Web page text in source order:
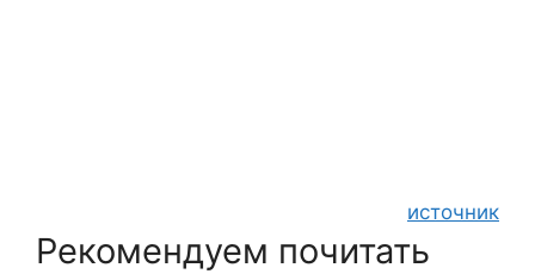
источник
Рекомендуем почитать